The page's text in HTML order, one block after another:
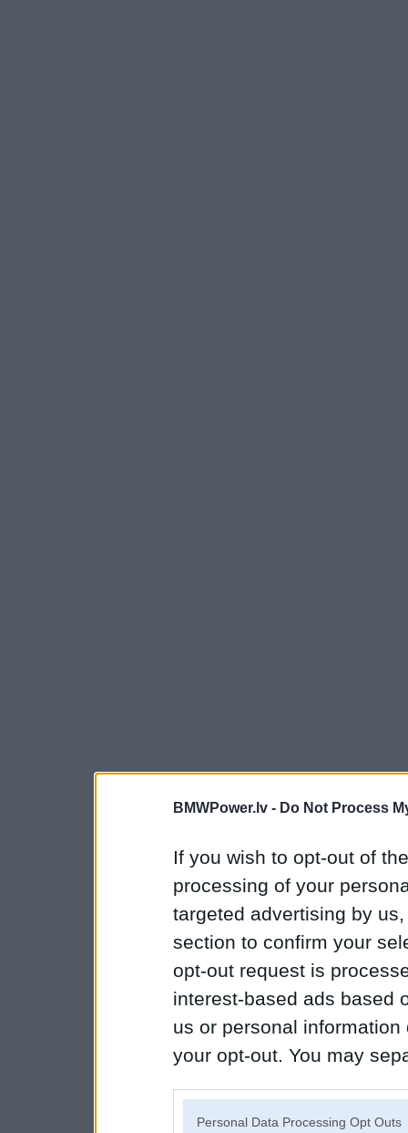
BMWPower.lv - Do Not Process
If you wish to opt-out of
processing of your
targeted advertising by
section to confirm your
opt-out request is
interest-based ads based
us or personal
your opt-out. You may
Personal Data Processing Opt Outs